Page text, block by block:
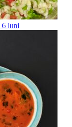
6 luni